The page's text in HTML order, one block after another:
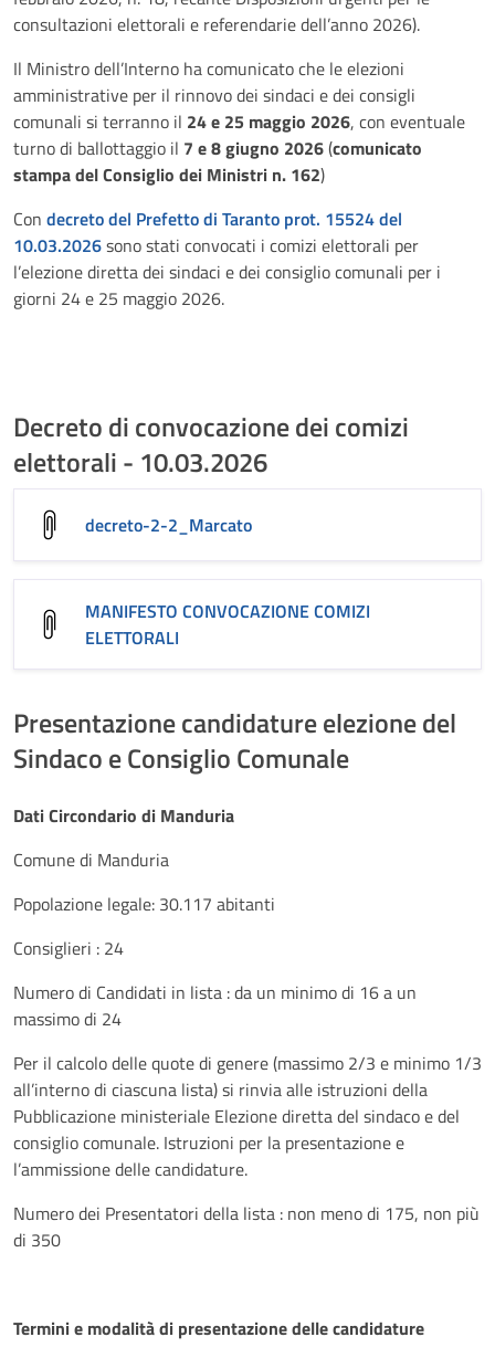
consultazioni elettorali e referendarie dell’anno 2026).
Il Ministro dell’Interno ha comunicato che le elezioni
amministrative per il rinnovo dei sindaci e dei consigli
comunali si terranno il 24 e 25 maggio 2026, con eventuale
turno di ballottaggio il 7 e 8 giugno 2026(comunicato
stampa del Consiglio dei Ministri n. 162)
Con decreto del Prefetto di Taranto prot. 15524 del
10.03.2026sono stati convocati i comizi elettorali per
l’elezione diretta dei sindaci e dei consiglio comunali per i
giorni 24 e 25 maggio 2026.
Decreto di convocazione dei comizi
elettorali - 10.03.2026
decreto-2-2_Marcato
MANIFESTO CONVOCAZIONE COMIZI
ELETTORALI
Presentazione candidature elezione del
Sindaco e Consiglio Comunale
Dati Circondario di Manduria
Comune di Manduria
Popolazione legale: 30.117 abitanti
Consiglieri : 24
Numero di Candidati in lista : da un minimo di 16 a un
massimo di 24
Per il calcolo delle quote di genere (massimo 2/3 e minimo 1/3
all’interno di ciascuna lista) si rinvia alle istruzioni della
Pubblicazione ministeriale Elezione diretta del sindaco e del
consiglio comunale. Istruzioni per la presentazione e
l’ammissione delle candidature.
Numero dei Presentatori della lista : non meno di 175, non più
di 350
Termini e modalità di presentazione delle candidature